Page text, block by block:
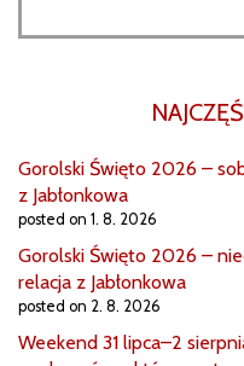
Gorolski Święto 2026 –
z Jabłonkowa
posted on 1. 8. 2026
Gorolski Święto 2026 –
relacja z Jabłonkowa
posted on 2. 8. 2026
Weekend 31 lipca–2